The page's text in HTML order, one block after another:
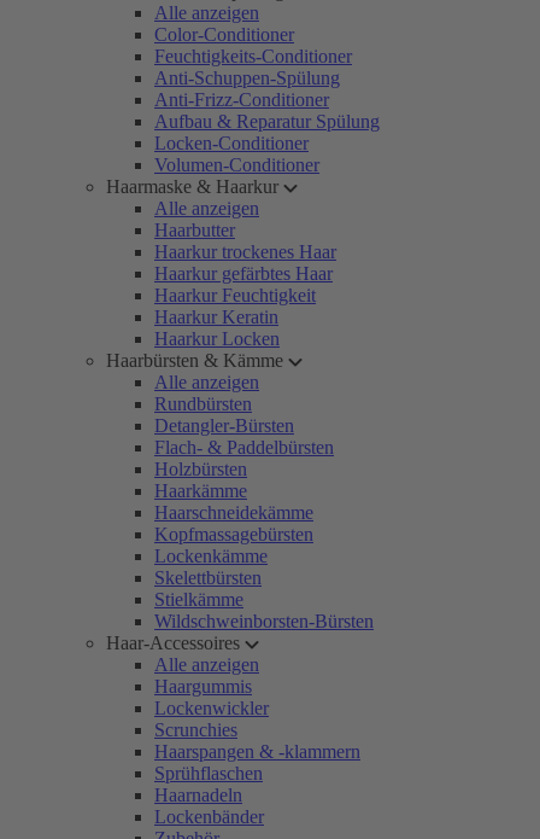
Alle anzeigen
Color-Conditioner
Feuchtigkeits-Conditioner
Anti-Schuppen-Spülung
Anti-Frizz-Conditioner
Aufbau & Reparatur Spülung
Locken-Conditioner
Volumen-Conditioner
Haarmaske & Haarkur
Alle anzeigen
Haarbutter
Haarkur trockenes Haar
Haarkur gefärbtes Haar
Haarkur Feuchtigkeit
Haarkur Keratin
Haarkur Locken
Haarbürsten & Kämme
Alle anzeigen
Rundbürsten
Detangler-Bürsten
Flach- & Paddelbürsten
Holzbürsten
Haarkämme
Haarschneidekämme
Kopfmassagebürsten
Lockenkämme
Skelettbürsten
Stielkämme
Wildschweinborsten-Bürsten
Haar-Accessoires
Alle anzeigen
Haargummis
Lockenwickler
Scrunchies
Haarspangen & -klammern
Sprühflaschen
Haarnadeln
Lockenbänder